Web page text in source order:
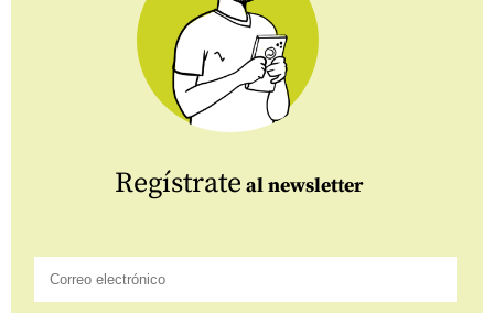
Regístrate al newsletter